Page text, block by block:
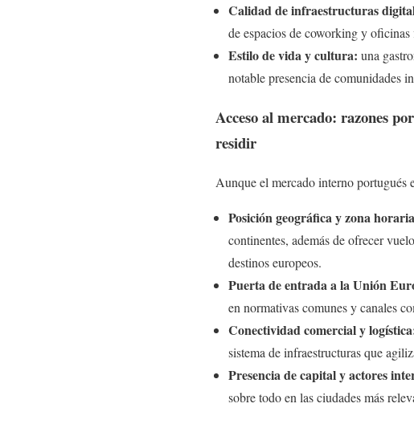
Calidad de infraestructuras
de espacios de coworking y oficinas
Estilo de vida y cultura: una
notable presencia de comunidades
Acceso al mercado: razones
residir
Aunque el mercado interno portugués
Posición geográfica y zona
continentes, además de ofrecer
destinos europeos.
Puerta de entrada a la Unión
en normativas comunes y canales
Conectividad comercial y
sistema de infraestructuras que
Presencia de capital y actores
sobre todo en las ciudades más